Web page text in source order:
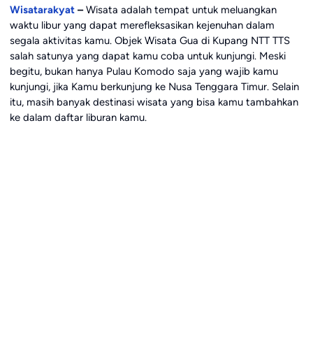
Wisatarakyat–Wisata adalah tempat untuk meluangkan
waktu libur yang dapat merefleksasikan kejenuhan dalam
segala aktivitas kamu. Objek Wisata Gua di Kupang NTT TTS
salah satunya yang dapat kamu coba untuk kunjungi. Meski
begitu, bukan hanya Pulau Komodo saja yang wajib kamu
kunjungi, jika Kamu berkunjung ke Nusa Tenggara Timur. Selain
itu, masih banyak destinasi wisata yang bisa kamu tambahkan
ke dalam daftar liburan kamu.